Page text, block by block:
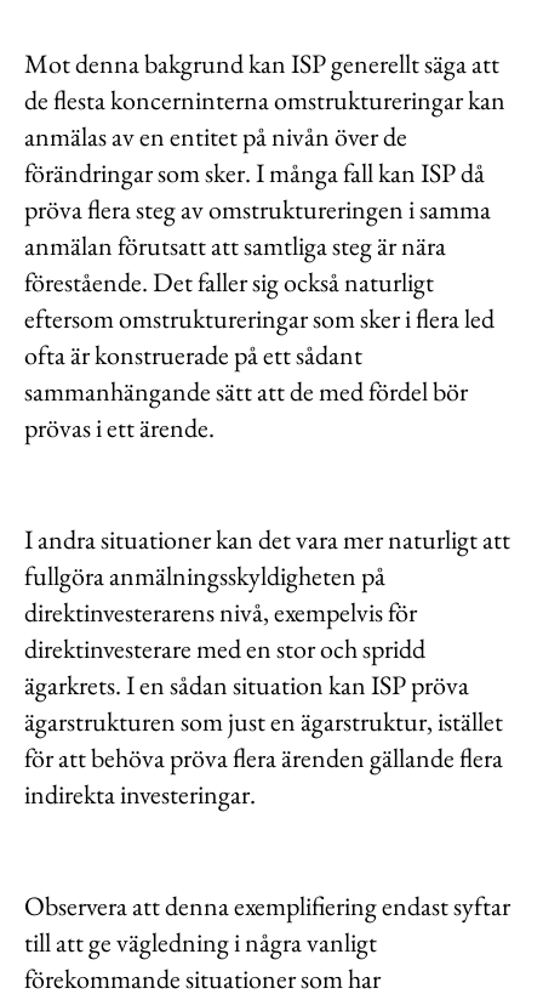
Mot denna bakgrund kan ISP generellt säga att
de flesta koncerninterna omstruktureringar kan
anmälas av en entitet på nivån över de
förändringar som sker. I många fall kan ISP då
pröva flera steg av omstruktureringen i samma
anmälan förutsatt att samtliga steg är nära
förestående. Det faller sig också naturligt
eftersom omstruktureringar som sker i flera led
ofta är konstruerade på ett sådant
sammanhängande sätt att de med fördel bör
prövas i ett ärende.
I andra situationer kan det vara mer naturligt att
fullgöra anmälningsskyldigheten på
direktinvesterarens nivå, exempelvis för
direktinvesterare med en stor och spridd
ägarkrets. I en sådan situation kan ISP pröva
ägarstrukturen som just en ägarstruktur, istället
för att behöva pröva flera ärenden gällande flera
indirekta investeringar.
Observera att denna exemplifiering endast syftar
till att ge vägledning i några vanligt
förekommande situationer som har